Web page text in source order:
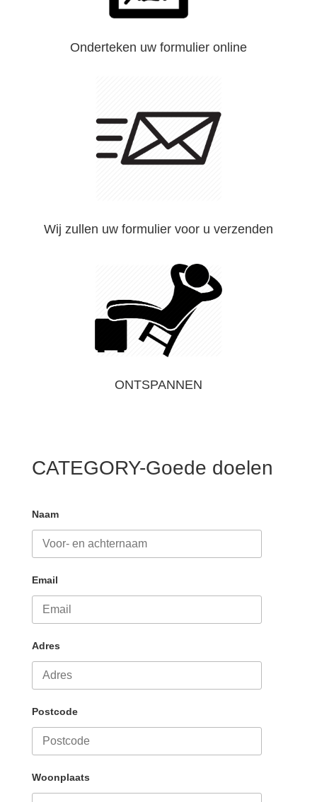
Onderteken uw formulier online
Wij zullen uw formulier voor u verzenden
ONTSPANNEN
CATEGORY-Goede doelen
Naam
Email
Adres
Postcode
Woonplaats